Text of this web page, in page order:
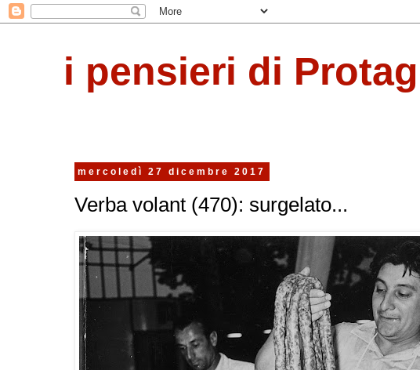
i pensieri di
mercoledì 27 dicembre 2017
Verba volant (470): surgelato...